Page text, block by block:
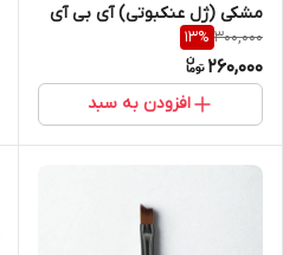
مشکی (ژل عنکبوتی) آی بی آی
iBi
300,000
13%
260,000
افزودن به سبد